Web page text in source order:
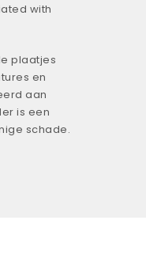
with
plaatjes
en
aan
is een
schade.